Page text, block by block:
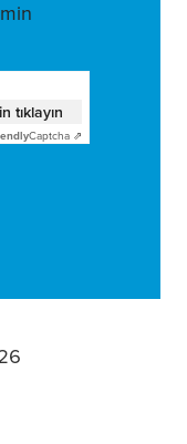
tıklayın
Captcha ⇗